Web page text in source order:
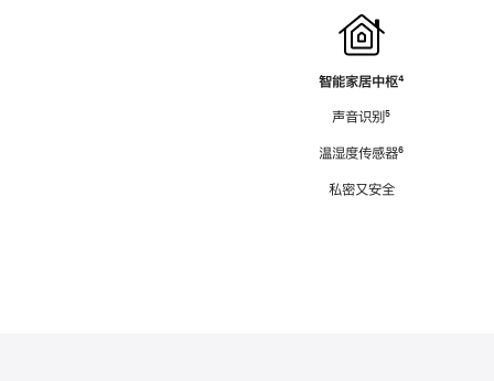
智能家居中枢脚
⁴
声音识别脚
⁵
温湿度传感器脚
⁶
私密又安全